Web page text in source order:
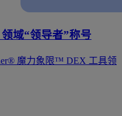
域“领导者”称号
魔力象限™ DEX 工具领